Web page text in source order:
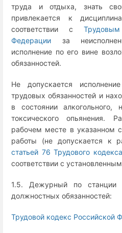
труда и отдыха, знать
привлекается к
соответствии с
Федерации за
исполнение по его вине
обязанностей.
Не допускается
трудовых обязанностей и
в состоянии алкогольного,
токсического опьянения.
рабочем месте в указанном
работы (не допускается к
статьей 76 Трудового
соответствии с
1.5. Дежурный по
должностных обязанностей:
Трудовой кодекс Российской